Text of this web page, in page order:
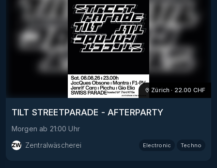
Zürich · 22.00 CHF
TILT STREETPARADE - AFTERPARTY
Morgen ab 21:00 Uhr
Zentralwäscherei
Electronic Techno